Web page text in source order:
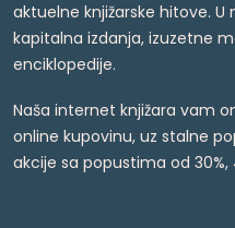
aktuelne knjižarske hitove.
kapitalna izdanja, izuzetne
enciklopedije.
Naša internet knjižara vam
online kupovinu, uz stalne
akcije sa popustima od 30%,